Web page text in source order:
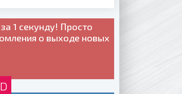
1 секунду! Просто
о выходе новых